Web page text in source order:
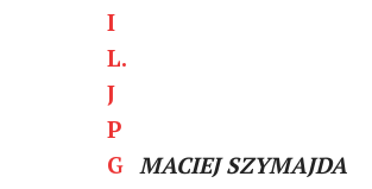
MACIEJ SZYMAJDA